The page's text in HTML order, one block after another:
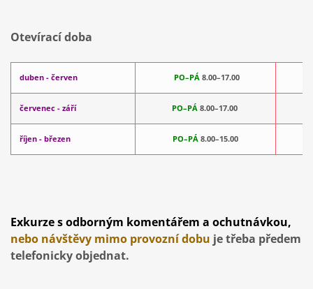
Otevírací doba
duben - červen PO–PÁ 8.00–17.00
červenec - září PO–PÁ 8.00–17.00
říjen - březen PO–PÁ 8.00–15.00
Exkurze s odborným komentářem a ochutnávkou,
nebo návštěvy mimo provozní dobu je třeba předem
telefonicky objednat.